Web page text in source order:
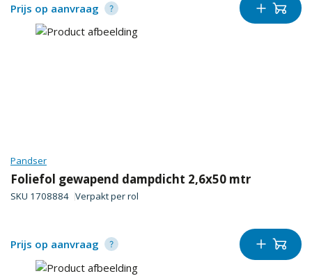
Prijs op aanvraag
Pandser
Foliefol gewapend dampdicht 2,6x50 mtr
SKU 1708884 Verpakt perrol
Prijs op aanvraag